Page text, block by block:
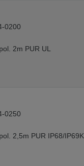
0200
2m PUR UL
0250
2,5m PUR IP68/IP69K